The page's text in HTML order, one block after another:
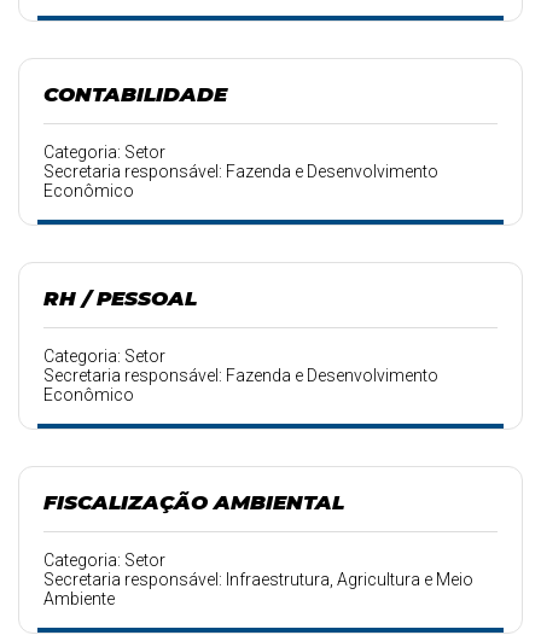
CONTABILIDADE
Categoria: Setor
Secretaria responsável: Fazenda e Desenvolvimento
Econômico
RH / PESSOAL
Categoria: Setor
Secretaria responsável: Fazenda e Desenvolvimento
Econômico
FISCALIZAÇÃO AMBIENTAL
Categoria: Setor
Secretaria responsável: Infraestrutura, Agricultura e Meio
Ambiente